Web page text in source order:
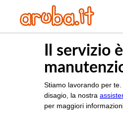
Il servizio
Stiamo lavorando per
disagio, la nostra
per maggiori